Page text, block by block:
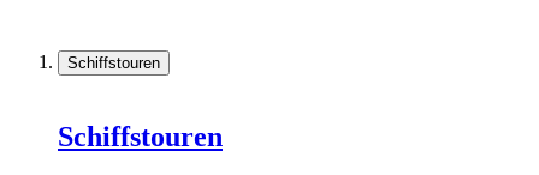
Schiffstouren
Schiffstouren